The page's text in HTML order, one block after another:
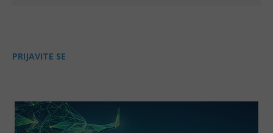
PRIJAVITE SE